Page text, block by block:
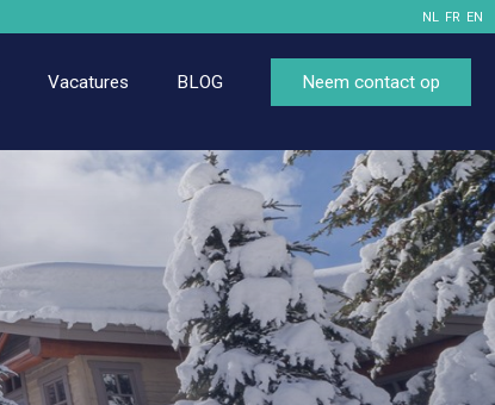
NL FR EN
Vacatures BLOG Neem contact op